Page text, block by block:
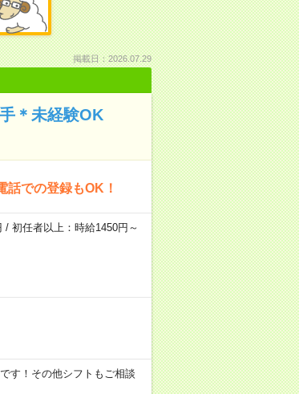
掲載日：2026.07.29
＊未経験OK
話での登録もOK！
初任者以上：時給1450円～
す！その他シフトもご相談